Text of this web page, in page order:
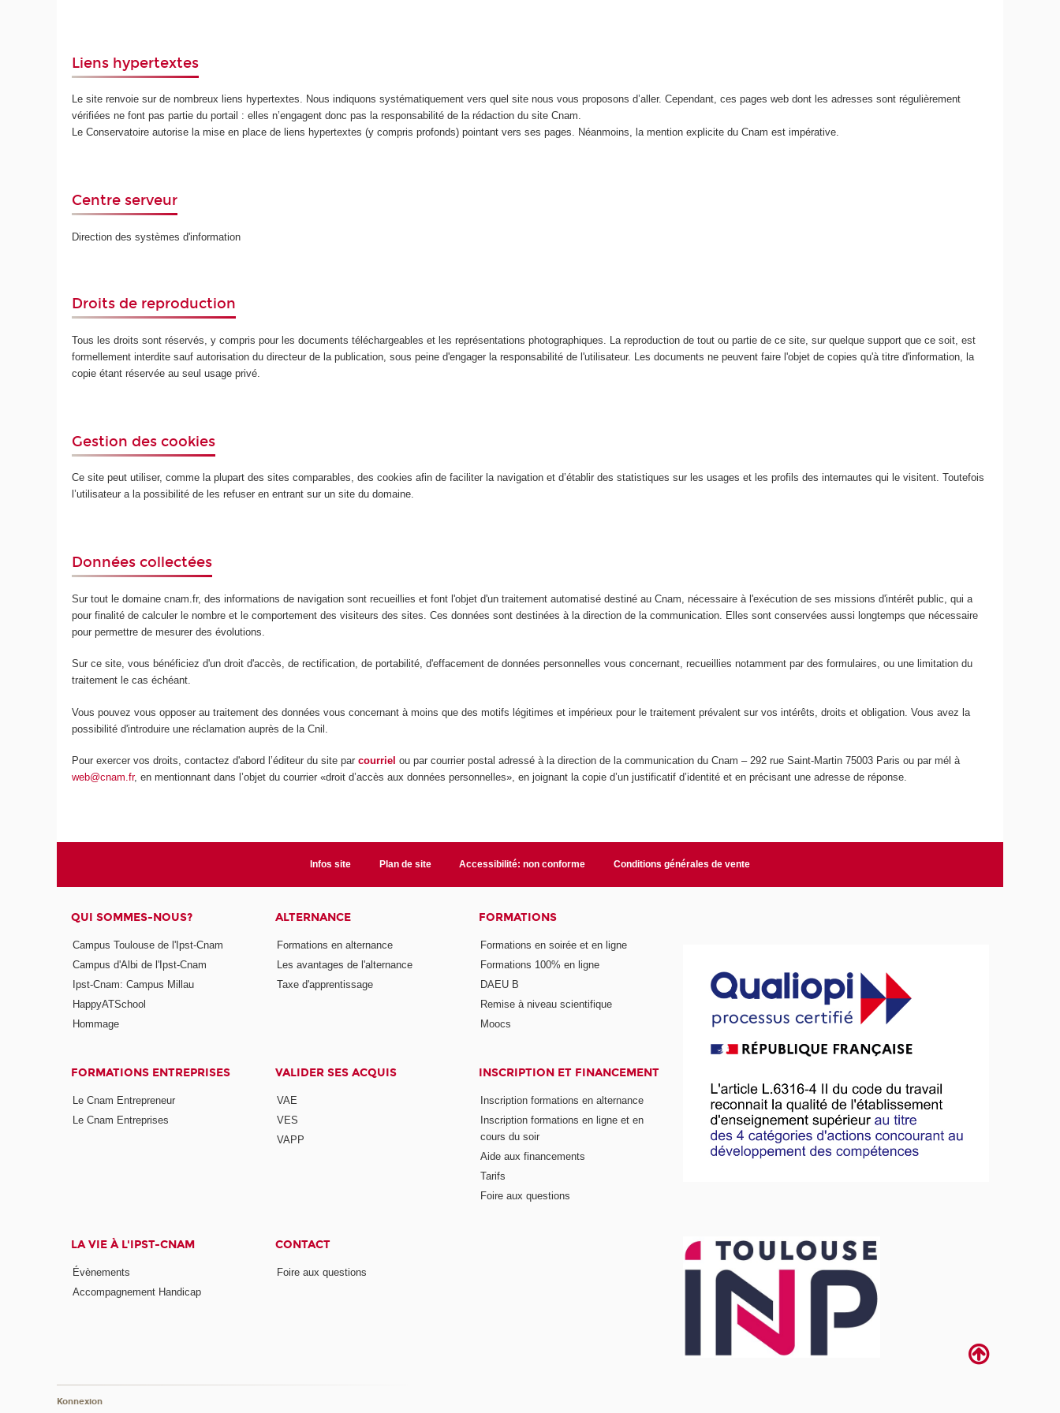
Liens hypertextes
Le site renvoie sur de nombreux liens hypertextes. Nous indiquons systématiquement vers quel site nous vous proposons d’aller. Cependant, ces pages web dont les adresses sont régulièrement
vérifiées ne font pas partie du portail : elles n’engagent donc pas la responsabilité de la rédaction du site Cnam.
Le Conservatoire autorise la mise en place de liens hypertextes (y compris profonds) pointant vers ses pages. Néanmoins, la mention explicite du Cnam est impérative.
Centre serveur
Direction des systèmes d'information
Droits de reproduction
Tous les droits sont réservés, y compris pour les documents téléchargeables et les représentations photographiques. La reproduction de tout ou partie de ce site, sur quelque support que ce soit, est
formellement interdite sauf autorisation du directeur de la publication, sous peine d'engager la responsabilité de l'utilisateur. Les documents ne peuvent faire l'objet de copies qu'à titre d'information, la
copie étant réservée au seul usage privé.
Gestion des cookies
Ce site peut utiliser, comme la plupart des sites comparables, des cookies afin de faciliter la navigation et d’établir des statistiques sur les usages et les profils des internautes qui le visitent. Toutefois
l’utilisateur a la possibilité de les refuser en entrant sur un site du domaine.
Données collectées
Sur tout le domaine cnam.fr, des informations de navigation sont recueillies et font l'objet d'un traitement automatisé destiné au Cnam, nécessaire à l'exécution de ses missions d'intérêt public, qui a
pour finalité de calculer le nombre et le comportement des visiteurs des sites. Ces données sont destinées à la direction de la communication. Elles sont conservées aussi longtemps que nécessaire
pour permettre de mesurer des évolutions.
Sur ce site, vous bénéficiez d'un droit d'accès, de rectification, de portabilité, d'effacement de données personnelles vous concernant, recueillies notamment par des formulaires, ou une limitation du
traitement le cas échéant.
Vous pouvez vous opposer au traitement des données vous concernant à moins que des motifs légitimes et impérieux pour le traitement prévalent sur vos intérêts, droits et obligation. Vous avez la
possibilité d'introduire une réclamation auprès de la Cnil.
Pour exercer vos droits, contactez d'abord l’éditeur du site parcourriel ou par courrier postal adressé à la direction de la communication du Cnam – 292 rue Saint-Martin 75003 Paris ou par mél à
web@cnam.fr, en mentionnant dans l’objet du courrier «droit d’accès aux données personnelles», en joignant la copie d’un justificatif d’identité et en précisant une adresse de réponse.
Infos site Plan de site Accessibilité: non conforme Conditions générales de vente
QUI SOMMES-NOUS?
Campus Toulouse de l'Ipst-Cnam
Campus d'Albi de l'Ipst-Cnam
Ipst-Cnam: Campus Millau
HappyATSchool
Hommage
ALTERNANCE
Formations en alternance
Les avantages de l'alternance
Taxe d'apprentissage
FORMATIONS
Formations en soirée et en ligne
Formations 100% en ligne
DAEU B
Remise à niveau scientifique
Moocs
FORMATIONS ENTREPRISES
Le Cnam Entrepreneur
Le Cnam Entreprises
VALIDER SES ACQUIS
VAE
VES
VAPP
INSCRIPTION ET FINANCEMENT
Inscription formations en alternance
Inscription formations en ligne et en
cours du soir
Aide aux financements
Tarifs
Foire aux questions
LA VIE À L'IPST-CNAM
Évènements
Accompagnement Handicap
CONTACT
Foire aux questions
Konnexion